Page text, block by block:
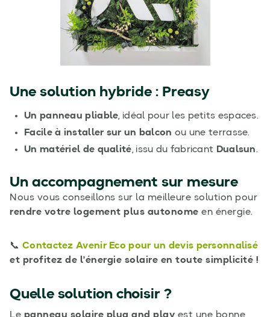
Une solution hybride : Preasy
Un panneau pliable, idéal pour les petits espaces.
Facile à installer sur un balcon ou une terrasse.
Un matériel de qualité, issu du fabricant Dualsun.
Un accompagnement sur mesure
Nous vous conseillons sur la meilleure solution pour
rendre votre logement plus autonome en énergie.
📞 Contactez Avenir Eco pour un devis personnalisé
et profitez de l'énergie solaire en toute simplicité !
Quelle solution choisir ?